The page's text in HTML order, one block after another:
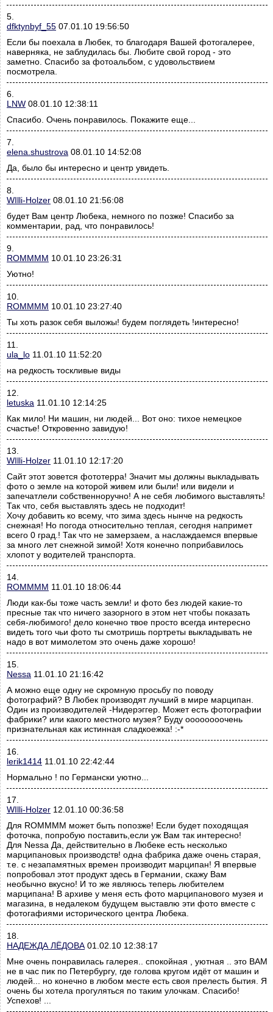
5.
dfktynbyf_55 07.01.10 19:56:50
Если бы поехала в Любек, то благодаря Вашей фотогалерее,
наверняка, не заблудилась бы. Любите свой город - это
заметно. Спасибо за фотоальбом, с удовольствием
посмотрела.
6.
LNW 08.01.10 12:38:11
Спасибо. Очень понравилось. Покажите еще...
7.
elena.shustrova 08.01.10 14:52:08
Да, было бы интересно и центр увидеть.
8.
WIlli-Holzer 08.01.10 21:56:08
будет Вам центр Любека, немного по позже! Спасибо за
комментарии, рад, что понравилось!
9.
ROMMMM 10.01.10 23:26:31
Уютно!
10.
ROMMMM 10.01.10 23:27:40
Ты хоть разок себя выложы! будем поглядеть !интересно!
11.
ula_lo 11.01.10 11:52:20
на редкость тоскливые виды
12.
letuska 11.01.10 12:14:25
Как мило! Ни машин, ни людей... Вот оно: тихое немецкое
счастье! Откровенно завидую!
13.
WIlli-Holzer 11.01.10 12:17:20
Сайт этот зовется фототерра! Значит мы должны выкладывать
фото о земле на которой живем или были! или видели и
запечатлели собственноручно! А не себя любимого выставлять!
Так что, себя выставлять здесь не подходит!
Хочу добавить ко всему, что зима здесь нынче на редкость
снежная! Но погода относительно теплая, сегодня напримет
всего 0 град.! Так что не замерзаем, а наслаждаемся впервые
за много лет снежной зимой! Хотя конечно поприбавилось
хлопот у водителей транспорта.
14.
ROMMMM 11.01.10 18:06:44
Люди как-бы тоже часть земли! и фото без людей какие-то
пресные так что ничего зазорного в этом нет чтобы показать
себя-любимого! дело конечно твое просто всегда интересно
видеть того чьи фото ты смотришь портреты выкладывать не
надо в вот мимолетом это очень даже хорошо!
15.
Nessa 11.01.10 21:16:42
А можно еще одну не скромную просьбу по поводу
фотографий? В Любек производят лучший в мире марципан.
Один из производителей -Нидерэггер. Может есть фотографии
фабрики? или какого местного музея? Буду оооооооочень
признательная как истинная сладкоежка! :-*
16.
lerik1414 11.01.10 22:42:44
Нормально ! по Германски уютно...
17.
WIlli-Holzer 12.01.10 00:36:58
Для ROMMMM может быть попозже! Если будет походящая
фоточка, попробую поставить,если уж Вам так интересно!
Для Nessa Да, действительно в Любеке есть несколько
марципановых производств! одна фабрика даже очень старая,
т.е. с незапамятных времен производит марципан! Я впервые
попробовал этот продукт здесь в Германии, скажу Вам
необычно вкусно! И то же являюсь теперь любителем
марципана! В архиве у меня есть фото марципанового музея и
магазина, в недалеком будущем выставлю эти фото вместе с
фотогафиями исторического центра Любека.
18.
НАДЕЖДА ЛЁДОВА01.02.10 12:38:17
Мне очень понравилась галерея.. спокойная , уютная .. это ВАМ
не в час пик по Петербургу, где голова кругом идёт от машин и
людей... но конечно в любом месте есть своя прелесть бытия. Я
очень бы хотела прогуляться по таким улочкам. Спасибо!
Успехов! ...